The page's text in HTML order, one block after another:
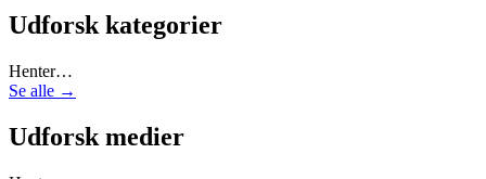
Udforsk kategorier
Henter…
Se alle →
Udforsk medier